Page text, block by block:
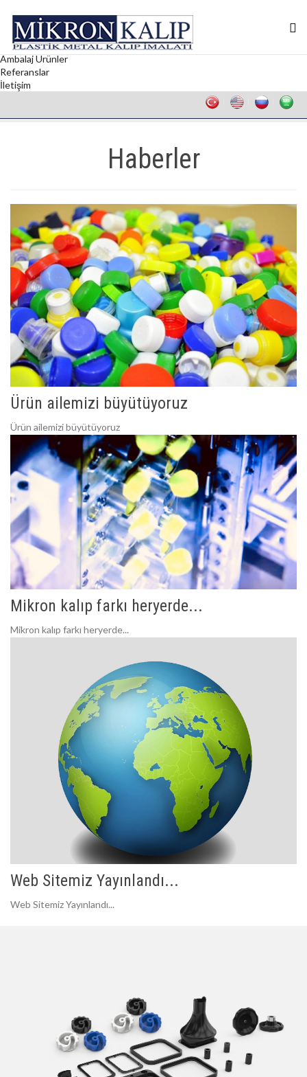
Kurumsal
Kalıp
Ambalaj Kapakları
Ambalaj Ürünler
Referanslar
İletişim
Haberler
Ürün ailemizi büyütüyoruz
Ürün ailemizi büyütüyoruz
Mikron kalıp farkı heryerde...
Mikron kalıp farkı heryerde...
Web Sitemiz Yayınlandı...
Web Sitemiz Yayınlandı...